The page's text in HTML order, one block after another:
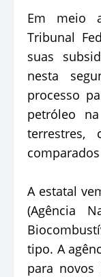
Em meio
Tribunal
suas
nesta
processo
petróleo
terrestres,
A estatal
(Agência
tipo. A
para novos